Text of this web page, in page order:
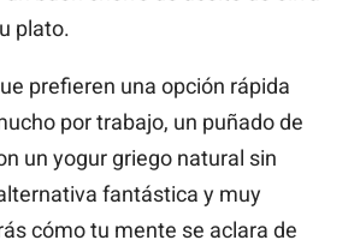
plato.
prefieren una opción rápida
por trabajo, un puñado de
un yogur griego natural sin
fantástica y muy
cómo tu mente se aclara de